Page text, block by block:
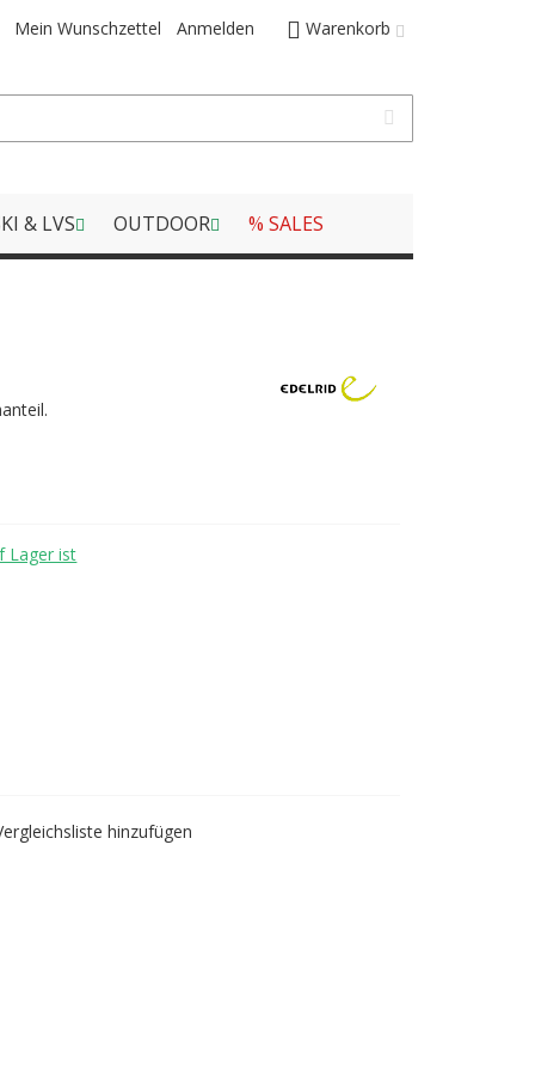
Warenkorb
Mein Wunschzettel Anmelden
& LVS OUTDOOR % SALES
Lager ist
hinzufügen